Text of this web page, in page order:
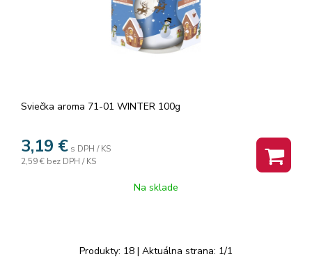
Sviečka aroma 71-01 WINTER 100g
3,19 € s DPH / KS
2,59 € bez DPH / KS
Na sklade
Produkty: 18 | Aktuálna strana: 1/1